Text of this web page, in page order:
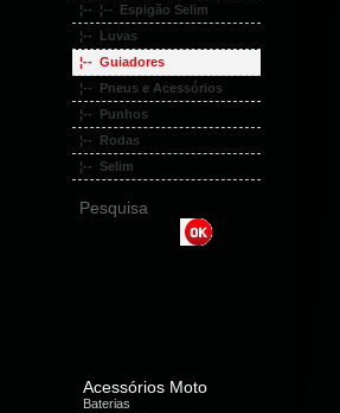
¦-- ¦-- Espigão Selim
¦-- Luvas
¦-- Guiadores
¦-- Pneus e Acessórios
¦-- Punhos
¦-- Rodas
¦-- Selim
Pesquisa
Acessórios Moto
Baterias